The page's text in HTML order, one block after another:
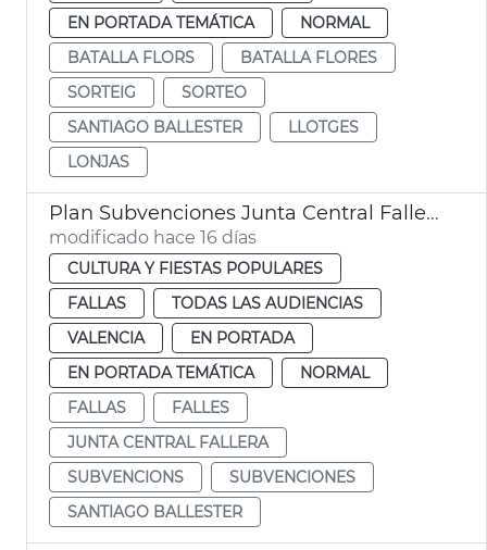
EN PORTADA TEMÁTICA
NORMAL
BATALLA FLORS
BATALLA FLORES
SORTEIG
SORTEO
SANTIAGO BALLESTER
LLOTGES
LONJAS
Plan Subvenciones Junta Central Fallera València
modificado hace 16 días
CULTURA Y FIESTAS POPULARES
FALLAS
TODAS LAS AUDIENCIAS
VALENCIA
EN PORTADA
EN PORTADA TEMÁTICA
NORMAL
FALLAS
FALLES
JUNTA CENTRAL FALLERA
SUBVENCIONS
SUBVENCIONES
SANTIAGO BALLESTER